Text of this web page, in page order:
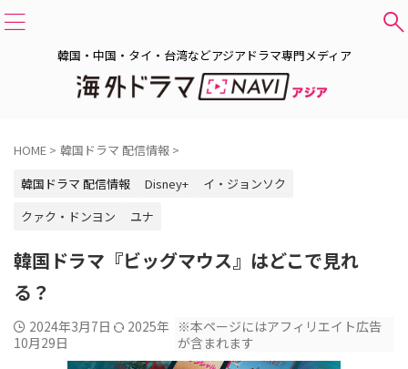
韓国・中国・タイ・台湾などアジアドラマ専門メディア
HOME > 韓国ドラマ 配信情報 >
韓国ドラマ 配信情報
Disney+
イ・ジョンソク
クァク・ドンヨン
ユナ
韓国ドラマ『ビッグマウス』はどこで見れ
る？
2024年3月7日
2025年
10月29日
※本ページにはアフィリエイト広告
が含まれます